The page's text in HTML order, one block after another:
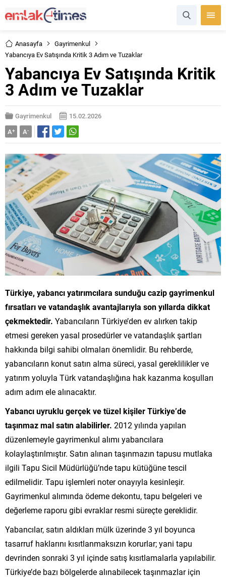
Anasayfa
Gayrimenkul
Yabancıya Ev Satışında Kritik 3 Adım ve Tuzaklar
Yabancıya Ev Satışında Kritik
3 Adım ve Tuzaklar
Gayrimenkul
15.02.2026
A+ A-
Türkiye, yabancı yatırımcılara sunduğu cazip gayrimenkul
fırsatları ve vatandaşlık avantajlarıyla son yıllarda dikkat
çekmektedir. Yabancıların Türkiye’den ev alırken takip
etmesi gereken yasal prosedürler ve vatandaşlık şartları
hakkında bilgi sahibi olmaları önemlidir. Bu rehberde,
yabancıların konut satın alma süreci, yasal gereklilikler ve
yatırım yoluyla Türk vatandaşlığına hak kazanma koşulları
adım adım ele alınacaktır.
Yabancı uyruklu gerçek ve tüzel kişiler Türkiye’de
taşınmaz mal satın alabilirler. 2012 yılında yapılan
düzenlemeyle gayrimenkul alımı yabancılara
kolaylaştırılmıştır. Satın alınan taşınmazın tapusu mutlaka
ilgili Tapu Sicil Müdürlüğü’nde tapu kütüğüne tescil
edilmelidir. Tapu işlemleri noter onayıyla kesinleşir.
Gayrimenkul alımında ödeme dekontu, tapu belgeleri ve
değerleme raporu gibi evraklar resmi süreçte gereklidir.
Yabancılar, satın aldıkları mülk üzerinde 3 yıl boyunca
tasarruf haklarını kısıtlanmaksızın korurlar; yani tapu
devrinden sonraki 3 yıl içinde satış kısıtlamalarla yapılabilir.
Türkiye’de bazı bölgelerde alınabilecek taşınmazlar için